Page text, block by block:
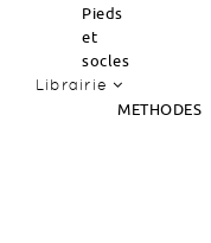
Pieds
et
socles
Librairie
METHODES